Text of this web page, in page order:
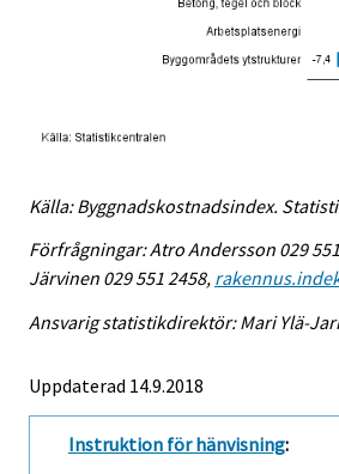
Källa: Byggnadskostnadsindex.
Förfrågningar: Atro Andersson 029
Järvinen 029 551 2458,
Ansvarig statistikdirektör: Mari Ylä-
Uppdaterad 14.9.2018
Instruktion för hänvisning: